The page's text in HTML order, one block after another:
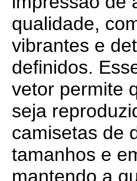
qualidade,
vibrantes e
definidos.
vetor permite
seja
camisetas de
tamanhos e
mantendo a